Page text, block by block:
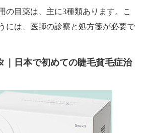
の目薬は、主に3種類あります。こ
には、医師の診察と処方箋が必要で
｜日本で初めての睫毛貧毛症治